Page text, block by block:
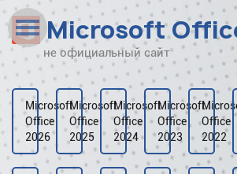
Наверх
Рейтинг
Видео
Галерея
Microsoft
не официальный сайт
Microsoft
Office
2026
Microsoft
Office
2025
Microsoft
Office
2024
Microsoft
Office
2023
Office
2022